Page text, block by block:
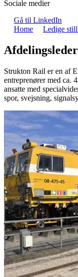
Sociale medier
Gå til LinkedIn
Home
Ledige
Strukton Rail er en af
entreprenører med ca.
ansatte med
spor, svejsning,